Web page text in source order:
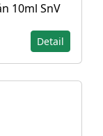
10ml SnV
Detail